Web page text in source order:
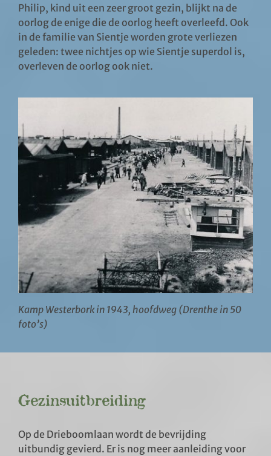
Philip, kind uit een zeer groot gezin, blijkt na de
oorlog de enige die de oorlog heeft overleefd. Ook
in de familie van Sientje worden grote verliezen
geleden: twee nichtjes op wie Sientje superdol is,
overleven de oorlog ook niet.
Kamp Westerbork in 1943, hoofdweg (Drenthe in 50
foto’s)
Gezinsuitbreiding
Op de Drieboomlaan wordt de bevrijding
uitbundig gevierd. Er is nog meer aanleiding voor